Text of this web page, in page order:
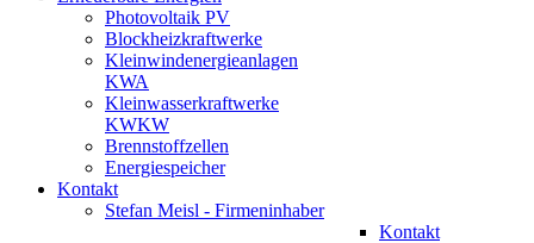
Photovoltaik PV
Blockheizkraftwerke
Kleinwindenergieanlagen
KWA
Kleinwasserkraftwerke
KWKW
Brennstoffzellen
Energiespeicher
Kontakt
Stefan Meisl - Firmeninhaber
Kontakt